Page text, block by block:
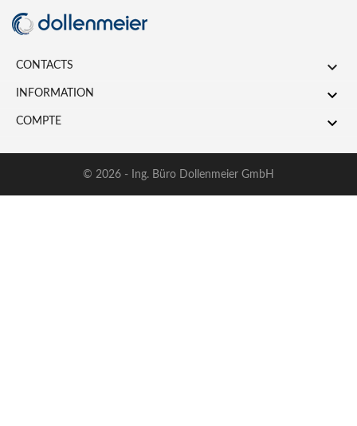
CONTACTS 
INFORMATION 
COMPTE 
© 2026 - Ing. Büro Dollenmeier GmbH